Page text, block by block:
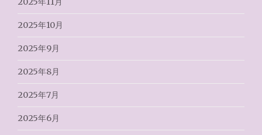
2025年10月
2025年9月
2025年8月
2025年7月
2025年6月